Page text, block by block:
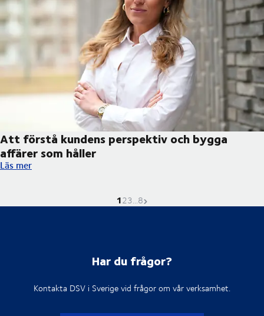
Att förstå kundens perspektiv och bygga
affärer som håller
Att förstå kundens perspektiv och bygga affärer som håller
Läs mer
Nuvarande sida är
1Gå till sidan
2Gå till sidan
3...Gå till sidan
8Nästa sida
Har du frågor?
Kontakta DSV i Sverige vid frågor om vår verksamhet.